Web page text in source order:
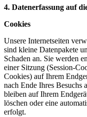
4. Datenerfassung auf
Cookies
Unsere Internetseiten
sind kleine Datenpakete
Schaden an. Sie werden
einer Sitzung (Session-
Cookies) auf Ihrem
nach Ende Ihres Besuchs
bleiben auf Ihrem
löschen oder eine
erfolgt.